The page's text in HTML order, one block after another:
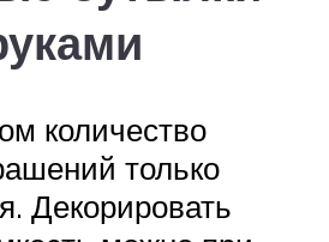
количество
только
Декорировать